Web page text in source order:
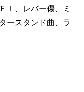
Ｉ、レバー傷、ミ
ースタンド曲、ラ